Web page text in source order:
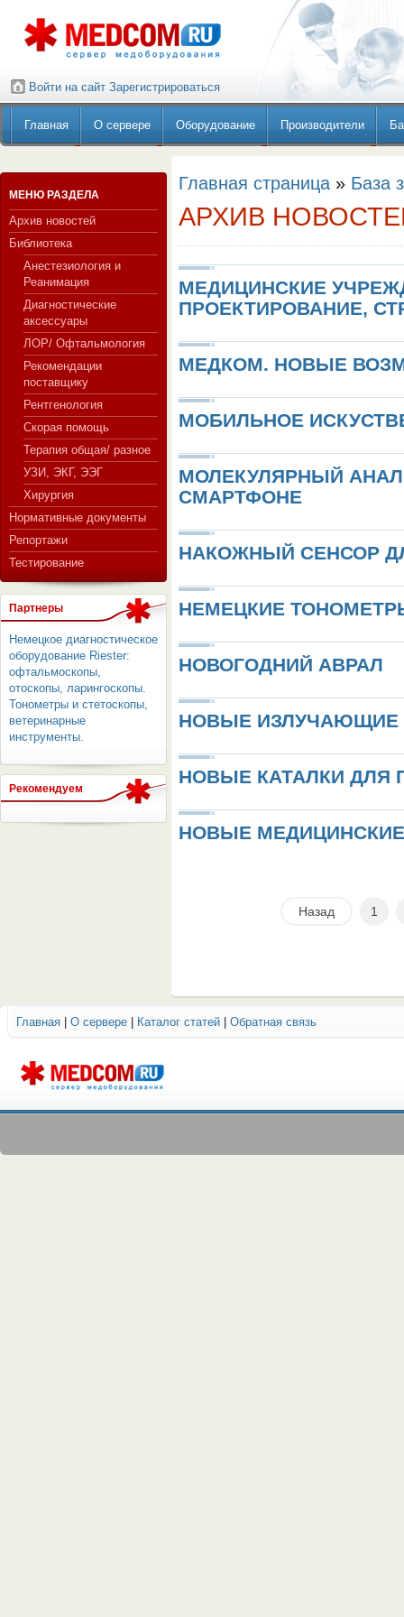
СЕРВЕР МЕДИЦИНСКОГО
Войти на сайт Зарегистрироваться
Главная О сервере Оборудование Производители
МЕНЮ РАЗДЕЛА
Архив новостей
Библиотека
Анестезиология и
Реанимация
Диагностические
аксессуары
ЛОР/ Офтальмология
Рекомендации
поставщику
Рентгенология
Скорая помощь
Терапия общая/ разное
УЗИ, ЭКГ, ЭЭГ
Хирургия
Нормативные документы
Репортажи
Тестирование
Партнеры
Немецкое диагностическое
оборудование Riester:
офтальмоскопы,
отоскопы, ларингоскопы.
Тонометры и стетоскопы,
ветеринарные
инструменты.
Рекомендуем
Главная страница » База
АРХИВ
МЕДИЦИНСКИЕ
ПРОЕКТИРОВАНИЕ,
МЕДКОМ. НОВЫЕ
МОБИЛЬНОЕ
МОЛЕКУЛЯРНЫЙ
СМАРТФОНЕ
НАКОЖНЫЙ СЕНСОР
НЕМЕЦКИЕ
НОВОГОДНИЙ АВРАЛ
НОВЫЕ ИЗЛУЧАЮЩИЕ
НОВЫЕ КАТАЛКИ ДЛЯ
НОВЫЕ МЕДИЦИНСКИЕ
Назад 1
Главная О сервере Каталог статей Обратная связь